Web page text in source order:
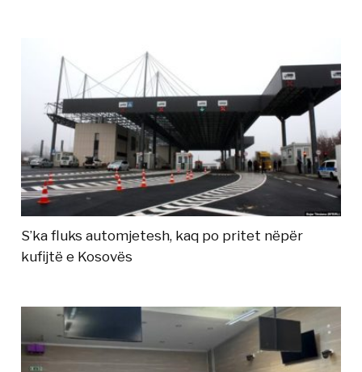
S’ka fluks automjetesh, kaq po pritet nëpër
kufijtë e Kosovës